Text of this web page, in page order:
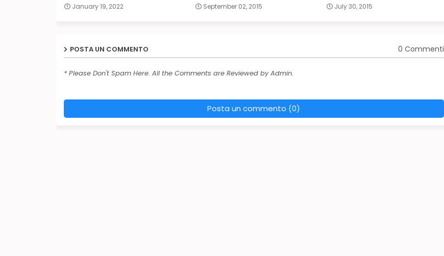
January 19, 2022 September 02, 2015 July 30, 2015
POSTA UN COMMENTO 0 Commenti
* Please Don't Spam Here. All the Comments are Reviewed by Admin.
Posta un commento (0)